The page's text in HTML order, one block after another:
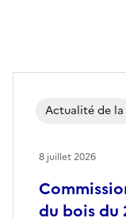
du bois du
Actualité de la
8 juillet 2026